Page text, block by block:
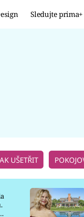
Sledujte prima+
UŠETŘIT